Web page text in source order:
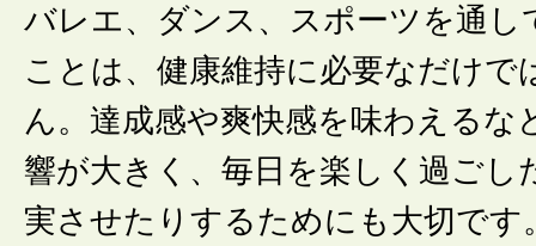
バレエ、ダンス、スポーツを通し
ことは、健康維持に必要なだけで
ん。達成感や爽快感を味わえるな
響が大きく、毎日を楽しく過ごし
実させたりするためにも大切です